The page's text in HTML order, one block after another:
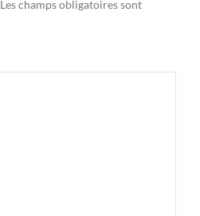
Les champs obligatoires sont